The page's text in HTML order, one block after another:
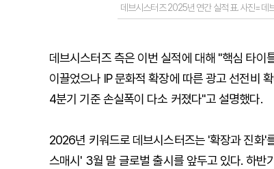
데브시스터즈 2025년 연간 실적 표. 사진=데
데브시스터즈 측은 이번 실적에 대해 "핵심 타이
이끌었으나 IP 문화적 확장에 따른 광고 선전비
4분기 기준 손실폭이 다소 커졌다"고 설명했다.
2026년 키워드로 데브시스터즈는 '확장과 진화'
스매시' 3월 말 글로벌 출시를 앞두고 있다. 하반